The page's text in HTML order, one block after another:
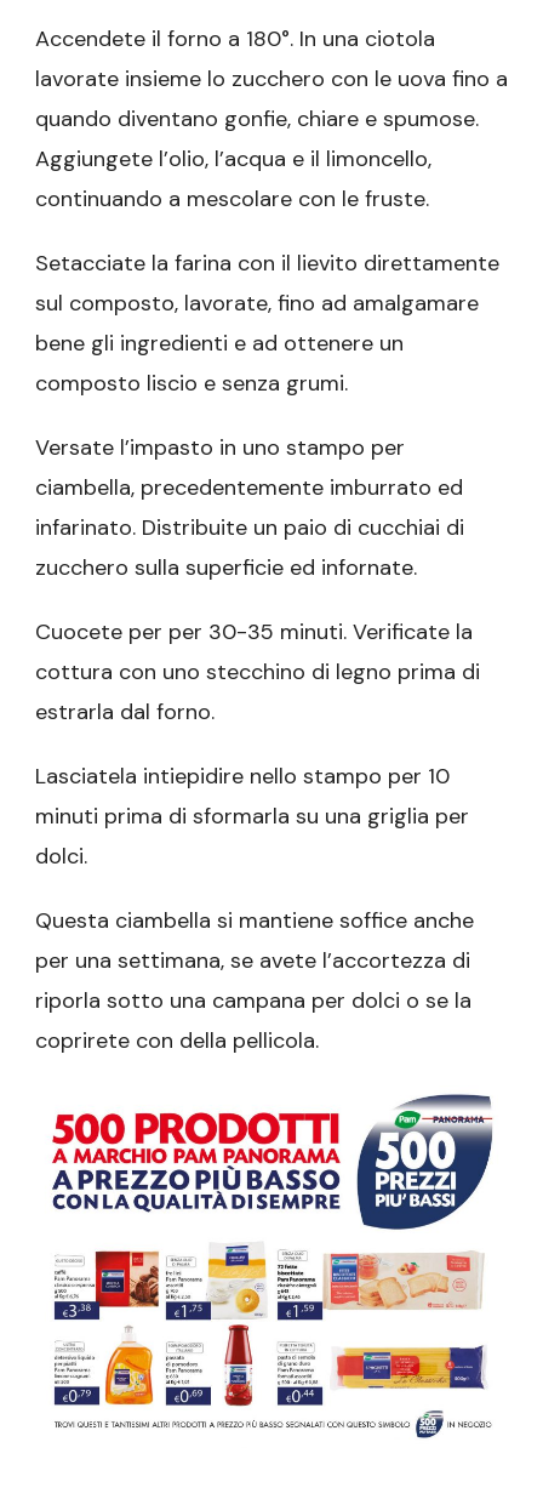
Accendete il forno a 180°. In una ciotola
lavorate insieme lo zucchero con le uova fino a
quando diventano gonfie, chiare e spumose.
Aggiungete l’olio, l’acqua e il limoncello,
continuando a mescolare con le fruste.
Setacciate la farina con il lievito direttamente
sul composto, lavorate, fino ad amalgamare
bene gli ingredienti e ad ottenere un
composto liscio e senza grumi.
Versate l’impasto in uno stampo per
ciambella, precedentemente imburrato ed
infarinato. Distribuite un paio di cucchiai di
zucchero sulla superficie ed infornate.
Cuocete per per 30-35 minuti. Verificate la
cottura con uno stecchino di legno prima di
estrarla dal forno.
Lasciatela intiepidire nello stampo per 10
minuti prima di sformarla su una griglia per
dolci.
Questa ciambella si mantiene soffice anche
per una settimana, se avete l’accortezza di
riporla sotto una campana per dolci o se la
coprirete con della pellicola.